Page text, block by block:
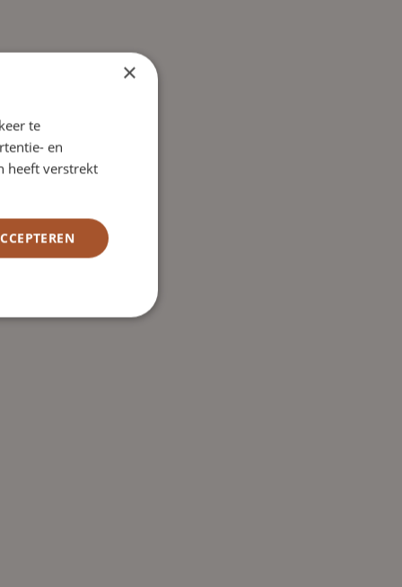
×
te
en
heeft verstrekt